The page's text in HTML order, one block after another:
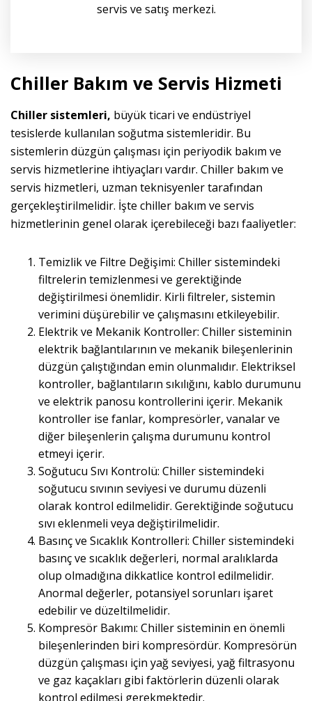
servis ve satış merkezi.
Chiller Bakım ve Servis Hizmeti
Chiller sistemleri, büyük ticari ve endüstriyel
tesislerde kullanılan soğutma sistemleridir. Bu
sistemlerin düzgün çalışması için periyodik bakım ve
servis hizmetlerine ihtiyaçları vardır. Chiller bakım ve
servis hizmetleri, uzman teknisyenler tarafından
gerçekleştirilmelidir. İşte chiller bakım ve servis
hizmetlerinin genel olarak içerebileceği bazı faaliyetler:
Temizlik ve Filtre Değişimi: Chiller sistemindeki
filtrelerin temizlenmesi ve gerektiğinde
değiştirilmesi önemlidir. Kirli filtreler, sistemin
verimini düşürebilir ve çalışmasını etkileyebilir.
Elektrik ve Mekanik Kontroller: Chiller sisteminin
elektrik bağlantılarının ve mekanik bileşenlerinin
düzgün çalıştığından emin olunmalıdır. Elektriksel
kontroller, bağlantıların sıkılığını, kablo durumunu
ve elektrik panosu kontrollerini içerir. Mekanik
kontroller ise fanlar, kompresörler, vanalar ve
diğer bileşenlerin çalışma durumunu kontrol
etmeyi içerir.
Soğutucu Sıvı Kontrolü: Chiller sistemindeki
soğutucu sıvının seviyesi ve durumu düzenli
olarak kontrol edilmelidir. Gerektiğinde soğutucu
sıvı eklenmeli veya değiştirilmelidir.
Basınç ve Sıcaklık Kontrolleri: Chiller sistemindeki
basınç ve sıcaklık değerleri, normal aralıklarda
olup olmadığına dikkatlice kontrol edilmelidir.
Anormal değerler, potansiyel sorunları işaret
edebilir ve düzeltilmelidir.
Kompresör Bakımı: Chiller sisteminin en önemli
bileşenlerinden biri kompresördür. Kompresörün
düzgün çalışması için yağ seviyesi, yağ filtrasyonu
ve gaz kaçakları gibi faktörlerin düzenli olarak
kontrol edilmesi gerekmektedir.